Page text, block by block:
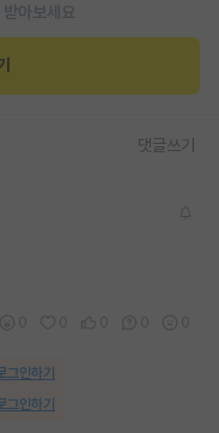
아보세요
댓글쓰기
그인하기
그인하기